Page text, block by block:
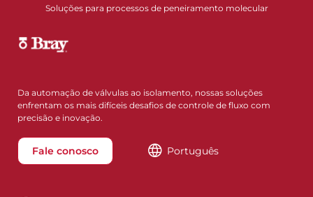
Soluções para processos de peneiramento molecular
Da automação de válvulas ao isolamento, nossas soluções
enfrentam os mais difíceis desafios de controle de fluxo com
precisão e inovação.
Fale conosco Português